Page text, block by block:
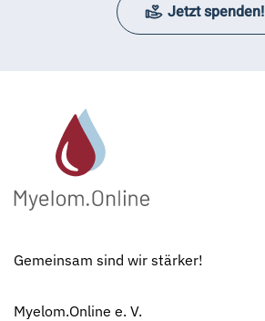
Jetzt spenden!
Gemeinsam sind wir stärker!
Myelom.Online e. V.